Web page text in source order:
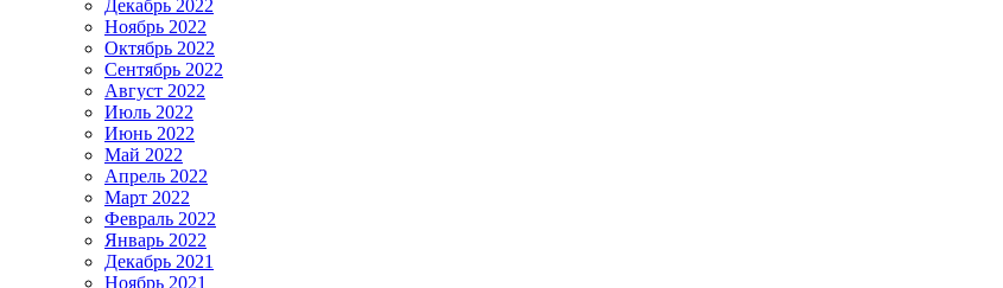
Декабрь 2022
Ноябрь 2022
Октябрь 2022
Сентябрь 2022
Август 2022
Июль 2022
Июнь 2022
Май 2022
Апрель 2022
Март 2022
Февраль 2022
Январь 2022
Декабрь 2021
Ноябрь 2021